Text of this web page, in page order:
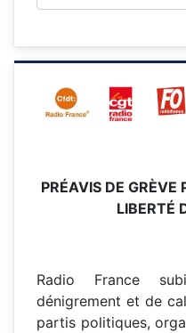
PRÉAVIS DE GRÈVE
LIBERTÉ
Radio France
dénigrement et de
partis politiques,